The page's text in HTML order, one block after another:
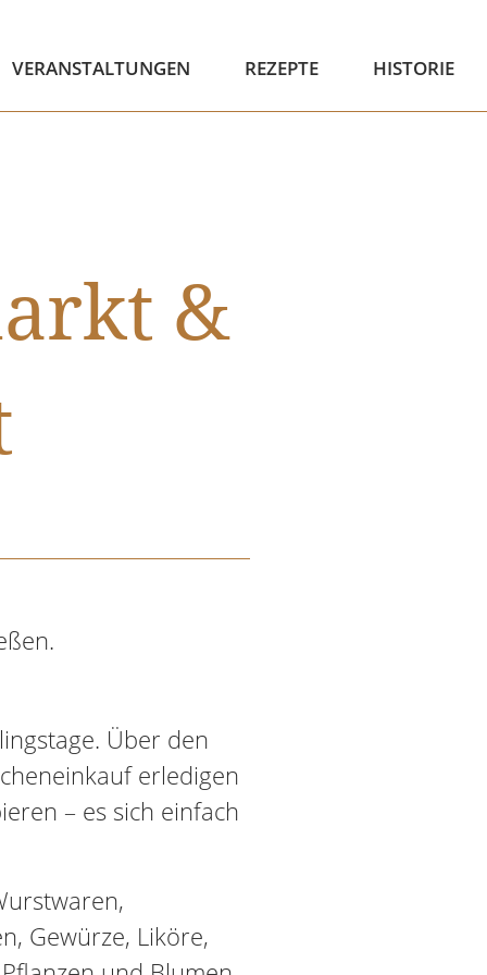
VERANSTALTUNGEN REZEPTE HISTORIE
&
Über den
erledigen
– es sich einfach
Gewürze, Liköre,